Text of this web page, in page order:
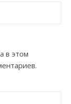
в этом